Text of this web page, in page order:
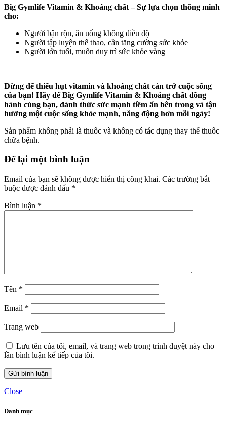
Big Gymlife Vitamin & Khoáng chất – Sự lựa chọn thông minh
cho:
Người bận rộn, ăn uống không điều độ
Người tập luyện thể thao, cần tăng cường sức khỏe
Người lớn tuổi, muốn duy trì sức khỏe vàng
Đừng để thiếu hụt vitamin và khoáng chất cản trở cuộc sống
của bạn! Hãy để Big Gymlife Vitamin & Khoáng chất đồng
hành cùng bạn, đánh thức sức mạnh tiềm ẩn bên trong và tận
hưởng một cuộc sống khỏe mạnh, năng động hơn mỗi ngày!
Sản phẩm không phải là thuốc và không có tác dụng thay thế thuốc
chữa bệnh.
Để lại một bình luận
Email của bạn sẽ không được hiển thị công khai. Các trường bắt
buộc được đánh dấu *
Bình luận *
Tên *
Email *
Trang web
Lưu tên của tôi, email, và trang web trong trình duyệt này cho
lần bình luận kế tiếp của tôi.
Close
Danh mục